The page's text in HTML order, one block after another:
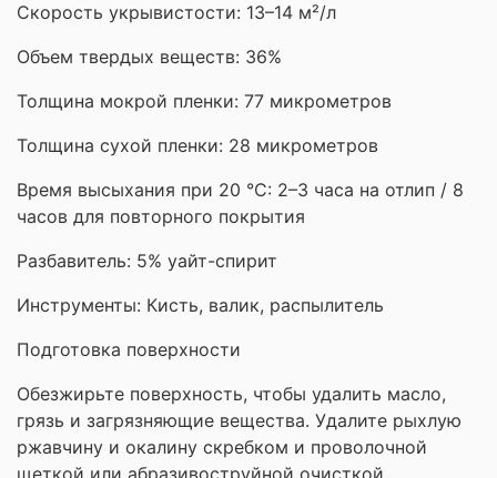
Скорость укрывистости: 13–14 м²/л
Объем твердых веществ: 36%
Толщина мокрой пленки: 77 микрометров
Толщина сухой пленки: 28 микрометров
Время высыхания при 20 °C: 2–3 часа на отлип / 8
часов для повторного покрытия
Разбавитель: 5% уайт-спирит
Инструменты: Кисть, валик, распылитель
Подготовка поверхности
Обезжирьте поверхность, чтобы удалить масло,
грязь и загрязняющие вещества. Удалите рыхлую
ржавчину и окалину скребком и проволочной